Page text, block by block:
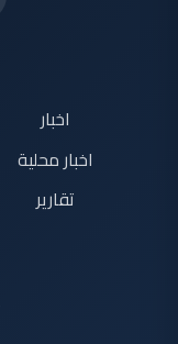
اخبار
اخبار محلية
تقارير